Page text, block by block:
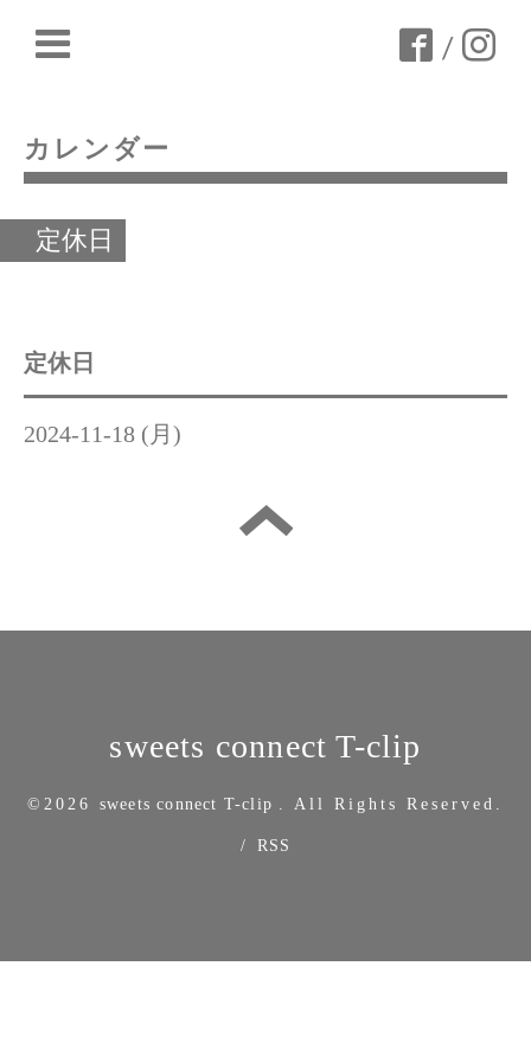
/
カレンダー
定休日
定休日
2024-11-18 (月)
sweets connect T-clip
©2026 sweets connect T-clip . All Rights Reserved.
/ RSS